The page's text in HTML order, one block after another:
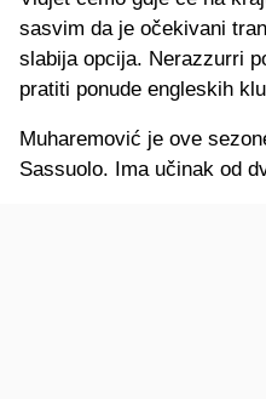
sasvim da je očekivani
slabija opcija. Nerazzurri
pratiti ponude engleskih
Muharemović je ove
Sassuolo. Ima učinak od